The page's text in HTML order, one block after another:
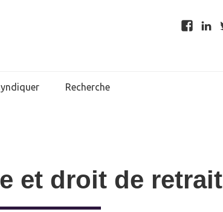
Recherche
et droit de retrait